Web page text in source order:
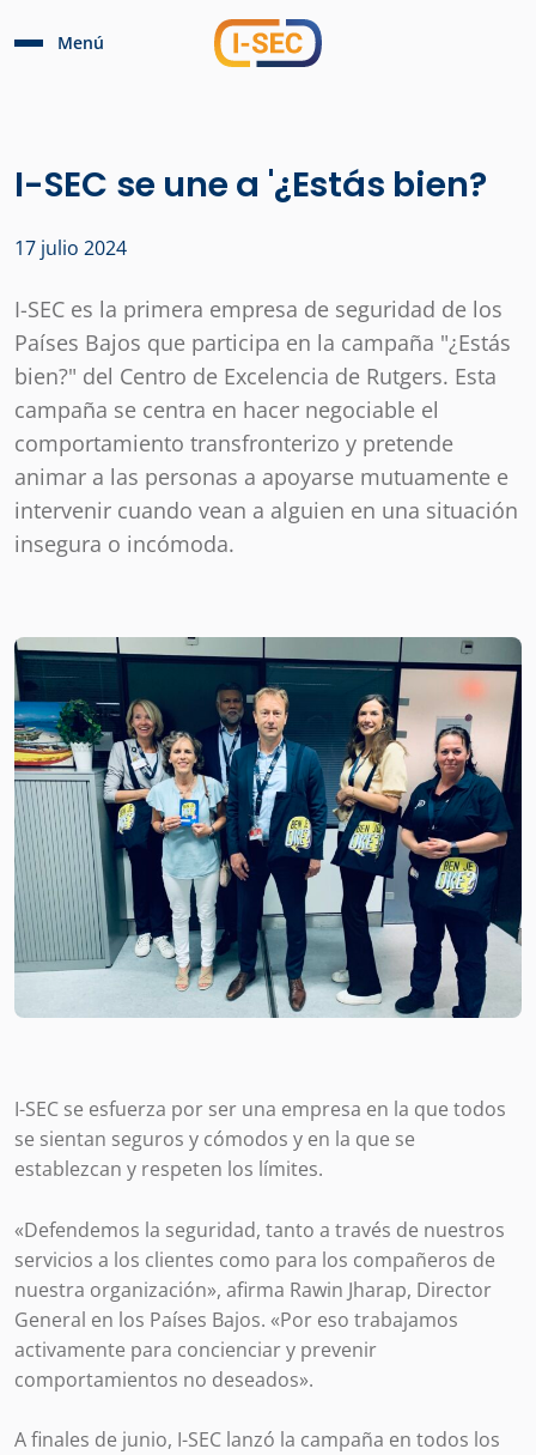
Menú
I-SEC se une a '¿Estás bien?
17 julio 2024
I-SEC es la primera empresa de seguridad de los
Países Bajos que participa en la campaña "¿Estás
bien?" del Centro de Excelencia de Rutgers. Esta
campaña se centra en hacer negociable el
comportamiento transfronterizo y pretende
animar a las personas a apoyarse mutuamente e
intervenir cuando vean a alguien en una situación
insegura o incómoda.
I-SEC se esfuerza por ser una empresa en la que todos
se sientan seguros y cómodos y en la que se
establezcan y respeten los límites.
«Defendemos la seguridad, tanto a través de nuestros
servicios a los clientes como para los compañeros de
nuestra organización», afirma Rawin Jharap, Director
General en los Países Bajos. «Por eso trabajamos
activamente para concienciar y prevenir
comportamientos no deseados».
A finales de junio, I-SEC lanzó la campaña en todos los